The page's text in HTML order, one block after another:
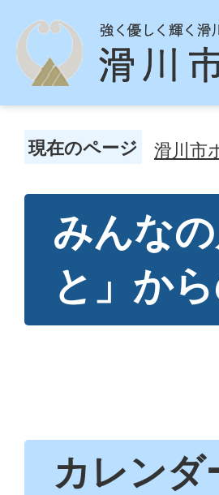
現在のページ 滑川市
みんな
と」か
カレンダ